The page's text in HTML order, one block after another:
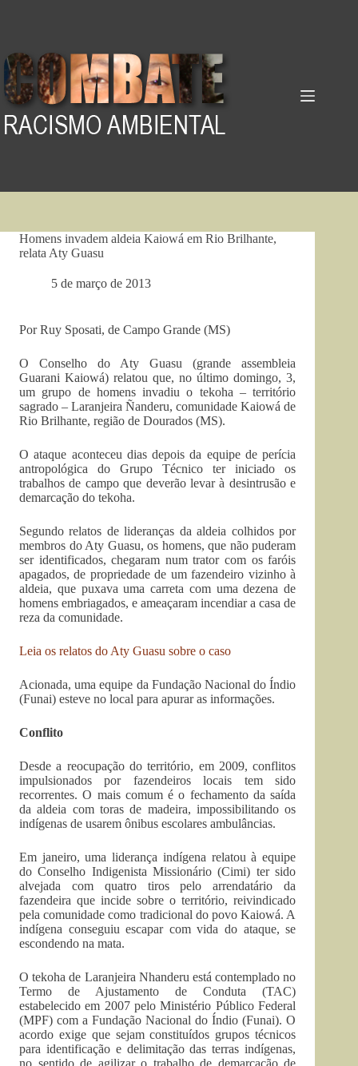
Homens invadem aldeia Kaiowá em Rio Brilhante,
relata Aty Guasu
5 de março de 2013
Por Ruy Sposati, de Campo Grande (MS)
O Conselho do Aty Guasu (grande assembleia
Guarani Kaiowá) relatou que, no último domingo, 3,
um grupo de homens invadiu o tekoha – território
sagrado – Laranjeira Ñanderu, comunidade Kaiowá de
Rio Brilhante, região de Dourados (MS).
O ataque aconteceu dias depois da equipe de perícia
antropológica do Grupo Técnico ter iniciado os
trabalhos de campo que deverão levar à desintrusão e
demarcação do tekoha.
Segundo relatos de lideranças da aldeia colhidos por
membros do Aty Guasu, os homens, que não puderam
ser identificados, chegaram num trator com os faróis
apagados, de propriedade de um fazendeiro vizinho à
aldeia, que puxava uma carreta com uma dezena de
homens embriagados, e ameaçaram incendiar a casa de
reza da comunidade.
Leia os relatos do Aty Guasu sobre o caso
Acionada, uma equipe da Fundação Nacional do Índio
(Funai) esteve no local para apurar as informações.
Conflito
Desde a reocupação do território, em 2009, conflitos
impulsionados por fazendeiros locais tem sido
recorrentes. O mais comum é o fechamento da saída
da aldeia com toras de madeira, impossibilitando os
indígenas de usarem ônibus escolares ambulâncias.
Em janeiro, uma liderança indígena relatou à equipe
do Conselho Indigenista Missionário (Cimi) ter sido
alvejada com quatro tiros pelo arrendatário da
fazendeira que incide sobre o território, reivindicado
pela comunidade como tradicional do povo Kaiowá. A
indígena conseguiu escapar com vida do ataque, se
escondendo na mata.
O tekoha de Laranjeira Nhanderu está contemplado no
Termo de Ajustamento de Conduta (TAC)
estabelecido em 2007 pelo Ministério Público Federal
(MPF) com a Fundação Nacional do Índio (Funai). O
acordo exige que sejam constituídos grupos técnicos
para identificação e delimitação das terras indígenas,
no sentido de agilizar o trabalho de demarcação de